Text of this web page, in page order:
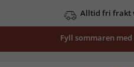
Alltid fri frakt
Fyll sommaren